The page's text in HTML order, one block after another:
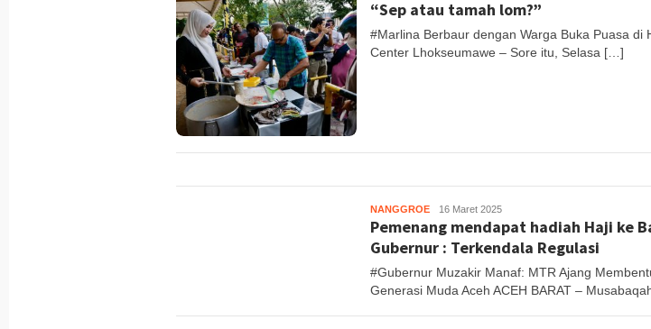
S
“Sep atau tamah lom?”
#Marlina Berbaur dengan Warga Buka Puasa di
Center Lhokseumawe – Sore itu, Selasa […]
NANGGROE Muhajir
S
16 Maret 2025
Pemenang mendapat hadiah Haji ke
Gubernur : Terkendala Regulasi
#Gubernur Muzakir Manaf: MTR Ajang
Generasi Muda Aceh ACEH BARAT –